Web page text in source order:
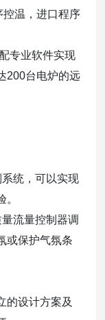
控温，进口程序
专业软件实现
200台电炉的远
统，可以实现
流量控制器调
或保护气氛条
的设计方案及